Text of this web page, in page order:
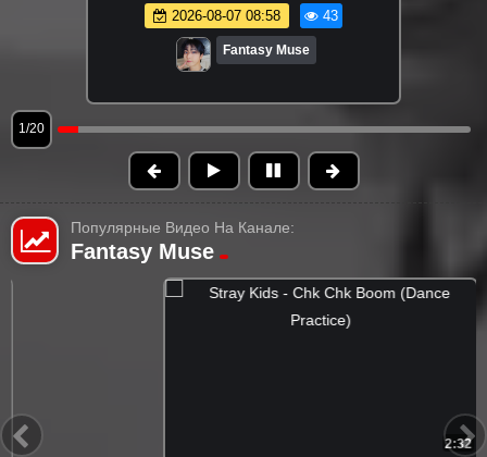
2026-08-07 08:58 43
Fantasy Muse
1/20
Популярные Видео На Канале:
Fantasy Muse
2:32